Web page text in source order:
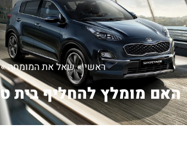
ראשי»שאל את המומחה»